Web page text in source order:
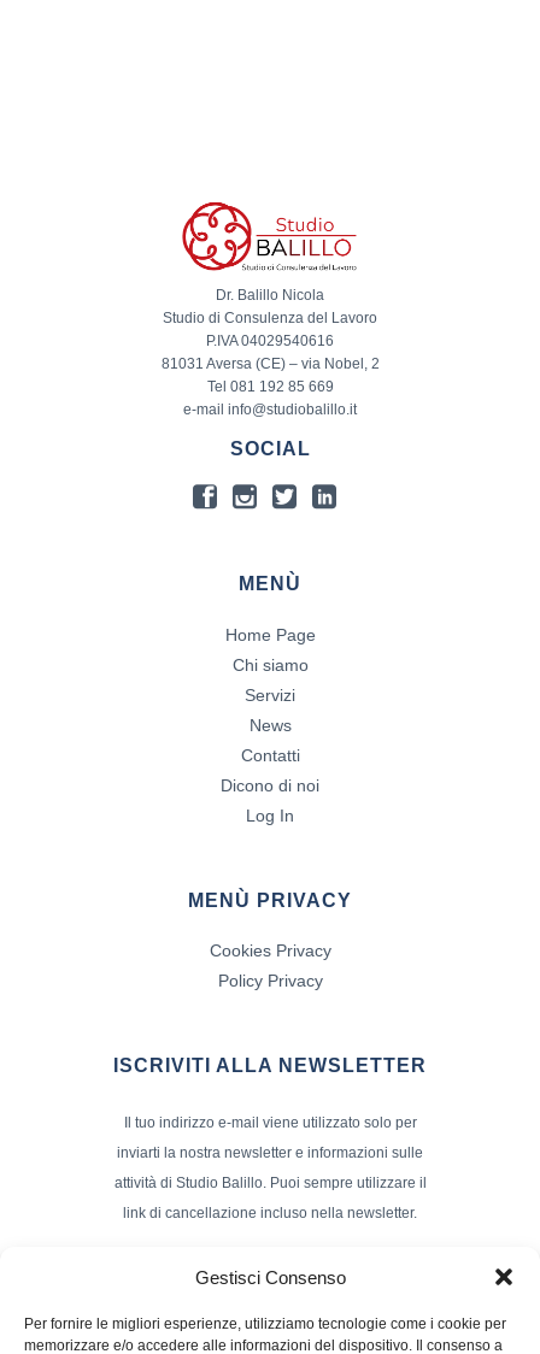
Gestisci Consenso
Per fornire le migliori esperienze, utilizziamo tecnologie come i cookie per
memorizzare e/o accedere alle informazioni del dispositivo. Il consenso a
Dr. Balillo Nicola
Studio di Consulenza del Lavoro
P.IVA 04029540616
81031 Aversa (CE) – via Nobel, 2
Tel 081 192 85 669
e-mail info@studiobalillo.it
SOCIAL
MENÙ
Home Page
Chi siamo
Servizi
News
Contatti
Dicono di noi
Log In
MENÙ PRIVACY
Cookies Privacy
Policy Privacy
ISCRIVITI ALLA NEWSLETTER
Il tuo indirizzo e-mail viene utilizzato solo per
inviarti la nostra newsletter e informazioni sulle
attività di Studio Balillo. Puoi sempre utilizzare il
link di cancellazione incluso nella newsletter.
Nome e Cognome